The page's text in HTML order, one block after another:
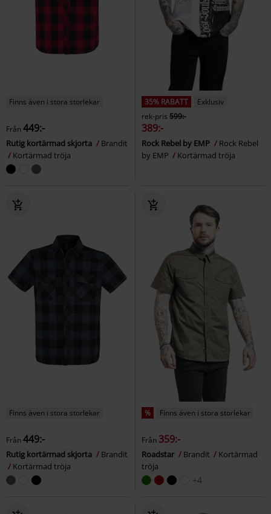
Finns även i stora storlekar
Från449:-
Rutig kortärmad skjorta
Brandit
Kortärmad tröja
35% RABATT
Exklusiv
rek-pris 599:-
389:-
Rock Rebel by EMP
Rock Rebel
by EMP
Kortärmad tröja
Finns även i stora storlekar
Från449:-
Rutig kortärmad skjorta
Brandit
Kortärmad tröja
% Finns även i stora storlekar
Från 359:-
Roadstar Brandit
Kortärmad
tröja
+4